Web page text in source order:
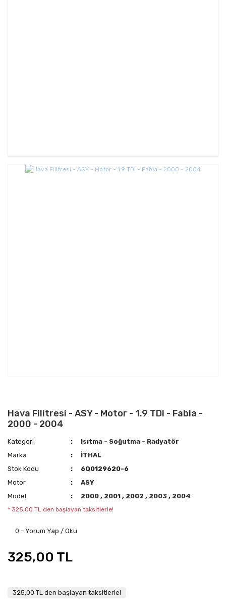
Hava Filitresi - ASY - Motor - 1.9 TDI - Fabia -
2000 - 2004
Kategori
Isıtma - Soğutma - Radyatör
Marka
İTHAL
Stok Kodu
6Q0129620-6
Motor
ASY
Model
2000, 2001, 2002, 2003, 2004
* 325,00 TL den başlayan taksitlerle!
0 - Yorum Yap / Oku
325,00 TL
325,00 TL den başlayan taksitlerle!